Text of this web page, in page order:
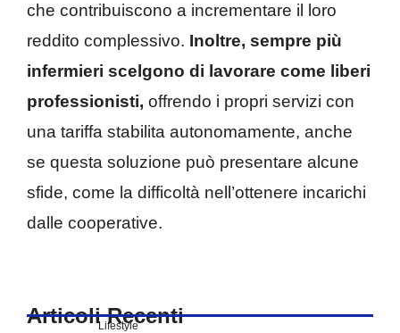
che contribuiscono a incrementare il loro
reddito complessivo. Inoltre, sempre più
infermieri scelgono di lavorare come liberi
professionisti, offrendo i propri servizi con
una tariffa stabilita autonomamente, anche
se questa soluzione può presentare alcune
sfide, come la difficoltà nell’ottenere incarichi
dalle cooperative.
Articoli Recenti
Lifestyle